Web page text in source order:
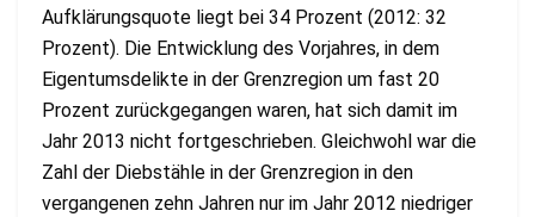
Aufklärungsquote liegt bei 34 Prozent (2012: 32
Prozent). Die Entwicklung des Vorjahres, in dem
Eigentumsdelikte in der Grenzregion um fast 20
Prozent zurückgegangen waren, hat sich damit im
Jahr 2013 nicht fortgeschrieben. Gleichwohl war die
Zahl der Diebstähle in der Grenzregion in den
vergangenen zehn Jahren nur im Jahr 2012 niedriger